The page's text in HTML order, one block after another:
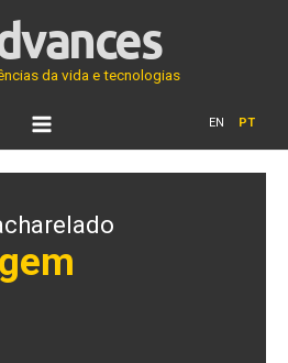
da vida e tecnologias
EN PT